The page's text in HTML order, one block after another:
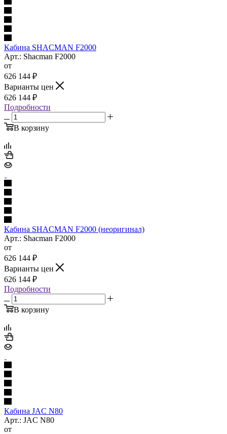
Кабина SHACMAN F2000
Арт.: Shacman F2000
от
626 144 ₽
Варианты цен
626 144 ₽
Подробности
В корзину
Кабина SHACMAN F2000 (неоригинал)
Арт.: Shacman F2000
от
626 144 ₽
Варианты цен
626 144 ₽
Подробности
В корзину
Кабина JAC N80
Арт.: JAC N80
от